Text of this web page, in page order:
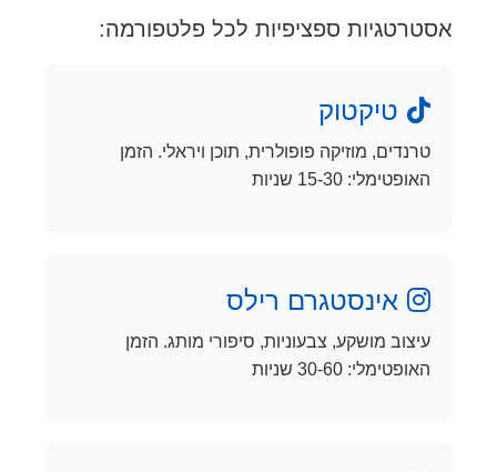
אסטרטגיות ספציפיות לכל פלטפורמה:
טיקטוק
טרנדים, מוזיקה פופולרית, תוכן ויראלי. הזמן
האופטימלי: 15-30 שניות
אינסטגרם רילס
עיצוב מושקע, צבעוניות, סיפורי מותג. הזמן
האופטימלי: 30-60 שניות